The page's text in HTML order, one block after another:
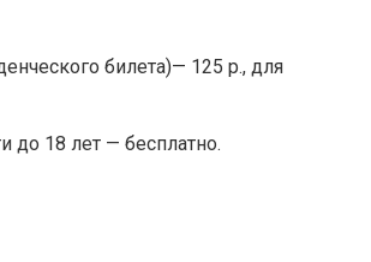
билета)— 125 р., для
до 18 лет — бесплатно.